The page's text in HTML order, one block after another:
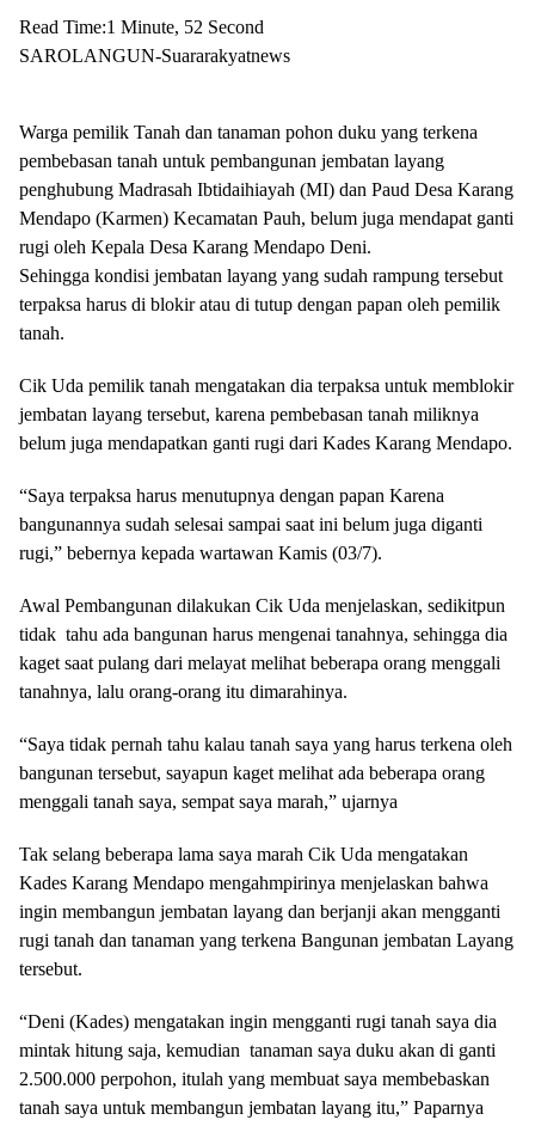
Read Time:1 Minute, 52 Second
SAROLANGUN-Suararakyatnews
Warga pemilik Tanah dan tanaman pohon duku yang terkena
pembebasan tanah untuk pembangunan jembatan layang
penghubung Madrasah Ibtidaihiayah (MI) dan Paud Desa Karang
Mendapo (Karmen) Kecamatan Pauh, belum juga mendapat ganti
rugi oleh Kepala Desa Karang Mendapo Deni.
Sehingga kondisi jembatan layang yang sudah rampung tersebut
terpaksa harus di blokir atau di tutup dengan papan oleh pemilik
tanah.
Cik Uda pemilik tanah mengatakan dia terpaksa untuk memblokir
jembatan layang tersebut, karena pembebasan tanah miliknya
belum juga mendapatkan ganti rugi dari Kades Karang Mendapo.
“Saya terpaksa harus menutupnya dengan papan Karena
bangunannya sudah selesai sampai saat ini belum juga diganti
rugi,” bebernya kepada wartawan Kamis (03/7).
Awal Pembangunan dilakukan Cik Uda menjelaskan, sedikitpun
tidak tahu ada bangunan harus mengenai tanahnya, sehingga dia
kaget saat pulang dari melayat melihat beberapa orang menggali
tanahnya, lalu orang-orang itu dimarahinya.
“Saya tidak pernah tahu kalau tanah saya yang harus terkena oleh
bangunan tersebut, sayapun kaget melihat ada beberapa orang
menggali tanah saya, sempat saya marah,” ujarnya
Tak selang beberapa lama saya marah Cik Uda mengatakan
Kades Karang Mendapo mengahmpirinya menjelaskan bahwa
ingin membangun jembatan layang dan berjanji akan mengganti
rugi tanah dan tanaman yang terkena Bangunan jembatan Layang
tersebut.
“Deni (Kades) mengatakan ingin mengganti rugi tanah saya dia
mintak hitung saja, kemudian tanaman saya duku akan di ganti
2.500.000 perpohon, itulah yang membuat saya membebaskan
tanah saya untuk membangun jembatan layang itu,” Paparnya